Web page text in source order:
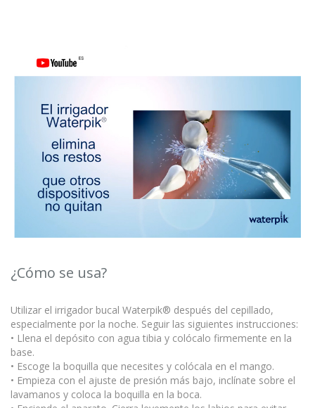
¿Cómo se usa?
Utilizar el irrigador bucal Waterpik® después del cepillado,
especialmente por la noche. Seguir las siguientes instrucciones:
• Llena el depósito con agua tibia y colócalo firmemente en la
base.
• Escoge la boquilla que necesites y colócala en el mango.
• Empieza con el ajuste de presión más bajo, inclínate sobre el
lavamanos y coloca la boquilla en la boca.